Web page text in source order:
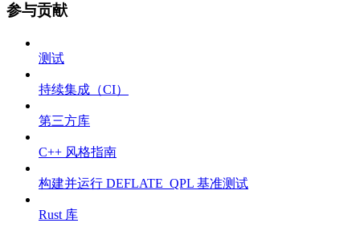
参与贡献
测试
持续集成（CI）
第三方库
C++ 风格指南
构建并运行 DEFLATE_QPL 基准测试
Rust 库